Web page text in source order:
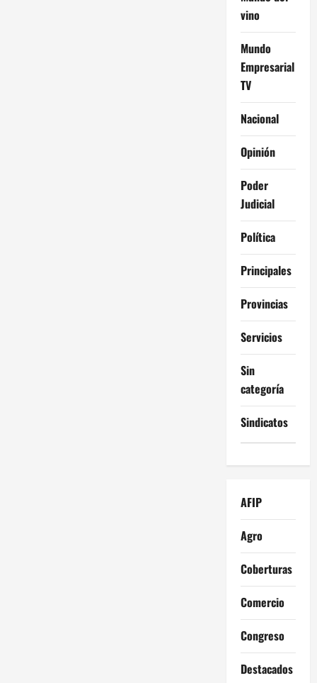
vino
Mundo
Empresarial
TV
Nacional
Opinión
Poder
Judicial
Política
Principales
Provincias
Servicios
Sin
categoría
Sindicatos
AFIP
Agro
Coberturas
Comercio
Congreso
Destacados